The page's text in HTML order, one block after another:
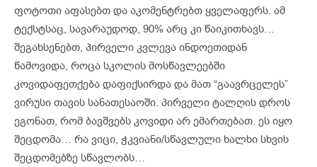
ფოტოთი აფასებთ და აკომენტრებთ ყველაფერს. ამ
ტექსტსაც, სავარაუდოდ, 90% არც კი წაიკითხავს…
შეგახსენებთ, პირველი კვლევა ინდოეთიდან
წამოვიდა, როცა სკოლის მოსწავლეებში
კოვიდაფეთქება დაფიქსირდა და მათ “გაავრცელეს”
ვირუსი თავის სანათესაოში. პირველი ტალღის დროს
ეგონათ, რომ ბავშვებს კოვიდი არ ემართებათ. ეს იყო
შეცდომა… რა ვიცი, ჭკვიანი/სწავლული ხალხი სხვის
შეცდომებზე სწავლობს…